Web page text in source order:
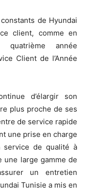
de Hyundai
client, comme en
quatrième année
Client de l’Année
d’élargir son
plus proche de ses
de service rapide
une prise en charge
service de qualité à
large gamme de
un entretien
Tunisie a mis en